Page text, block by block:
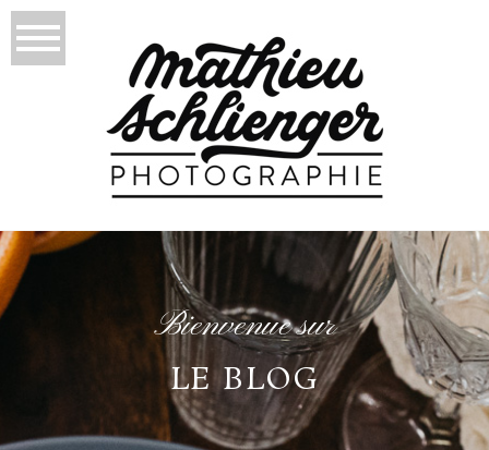
Bienvenue sur
LE BLOG